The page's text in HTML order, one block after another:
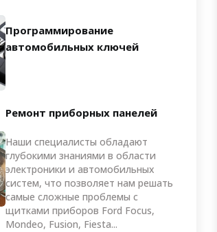
Программирование
автомобильных ключей
Ремонт приборных панелей
Наши специалисты обладают
глубокими знаниями в области
электроники и автомобильных
систем, что позволяет нам решать
самые сложные проблемы с
щитками приборов Ford Focus,
Mondeo, Fusion, Fiesta...